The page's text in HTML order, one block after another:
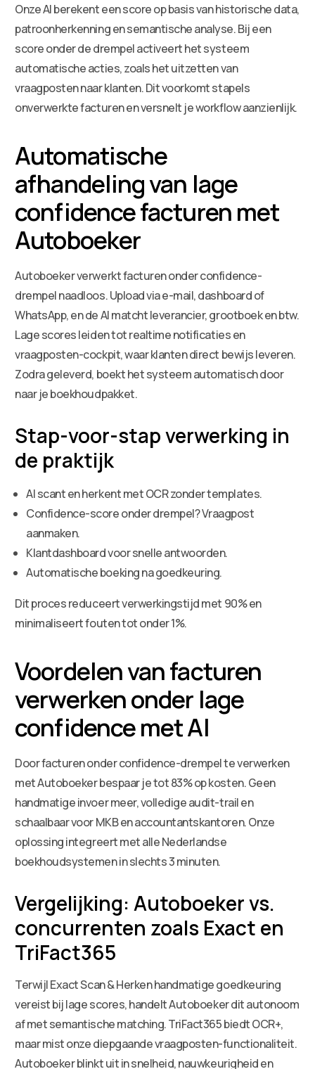
Onze AI berekent een score op basis van historische data,
patroonherkenning en semantische analyse. Bij een
score onder de drempel activeert het systeem
automatische acties, zoals het uitzetten van
vraagposten naar klanten. Dit voorkomt stapels
onverwerkte facturen en versnelt je workflow aanzienlijk.
Automatische
afhandeling van lage
confidence facturen met
Autoboeker
Autoboeker verwerkt facturen onder confidence-
drempel naadloos. Upload via e-mail, dashboard of
WhatsApp, en de AI matcht leverancier, grootboek en btw.
Lage scores leiden tot realtime notificaties en
vraagposten-cockpit, waar klanten direct bewijs leveren.
Zodra geleverd, boekt het systeem automatisch door
naar je boekhoudpakket.
Stap-voor-stap verwerking in
de praktijk
AI scant en herkent met OCR zonder templates.
Confidence-score onder drempel? Vraagpost
aanmaken.
Klantdashboard voor snelle antwoorden.
Automatische boeking na goedkeuring.
Dit proces reduceert verwerkingstijd met 90% en
minimaliseert fouten tot onder 1%.
Voordelen van facturen
verwerken onder lage
confidence met AI
Door facturen onder confidence-drempel te verwerken
met Autoboeker bespaar je tot 83% op kosten. Geen
handmatige invoer meer, volledige audit-trail en
schaalbaar voor MKB en accountantskantoren. Onze
oplossing integreert met alle Nederlandse
boekhoudsystemen in slechts 3 minuten.
Vergelijking: Autoboeker vs.
concurrenten zoals Exact en
TriFact365
Terwijl Exact Scan & Herken handmatige goedkeuring
vereist bij lage scores, handelt Autoboeker dit autonoom
af met semantische matching. TriFact365 biedt OCR+,
maar mist onze diepgaande vraagposten-functionaliteit.
Autoboeker blinkt uit in snelheid, nauwkeurigheid en